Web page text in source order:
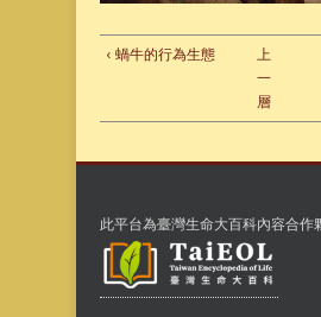
‹ 蝸牛的行為生態
上
一
層
此平台為臺灣生命大百科內容合作